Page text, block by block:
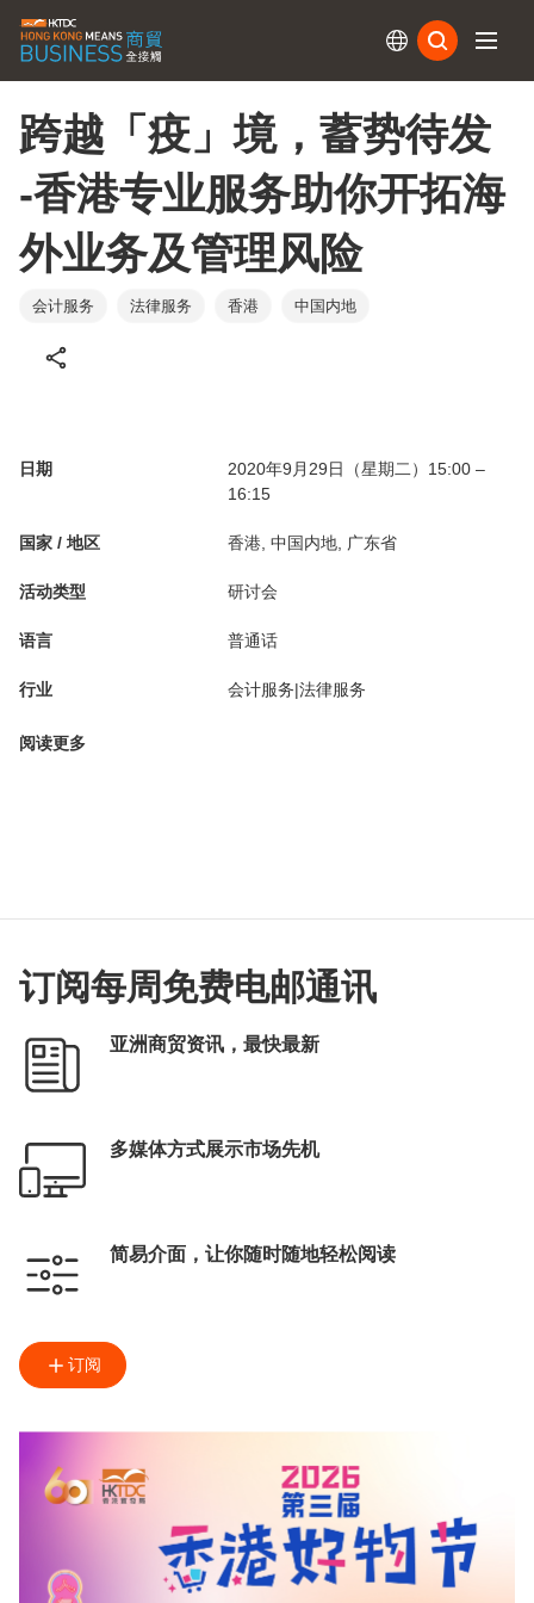
跨越「疫」境，蓄势待发
-香港专业服务助你开拓海
外业务及管理风险
会计服务 法律服务 香港 中国内地
日期
2020年9月29日（星期二）15:00 –
16:15
国家 / 地区 香港, 中国内地, 广东省
活动类型 研讨会
语言 普通话
行业 会计服务|法律服务
阅读更多
订阅每周免费电邮通讯
亚洲商贸资讯，最快最新
多媒体方式展示市场先机
简易介面，让你随时随地轻松阅读
订阅